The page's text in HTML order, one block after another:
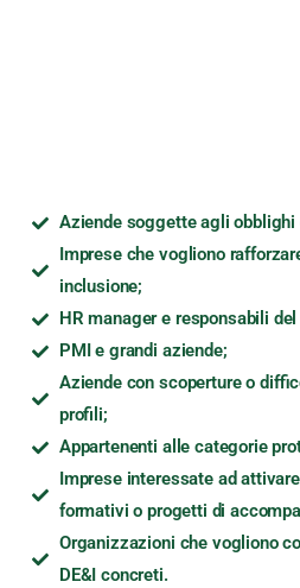
Aziende soggette agli
Imprese che vogliono
inclusione;
HR manager e responsabili
PMI e grandi aziende;
Aziende con scoperture o
profili;
Appartenenti alle categorie
Imprese interessate ad
formativi o progetti di
Organizzazioni che vogliono
DE&I concreti.